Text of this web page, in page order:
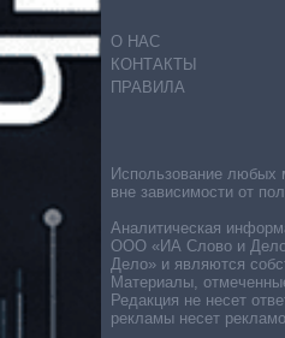
О НАС
КОНТАКТЫ
ПРАВИЛА
Использование любых
вне зависимости от
Аналитическая
ООО «ИА Слово и
Дело» и являются
Материалы,
Редакция не несет
рекламы несет